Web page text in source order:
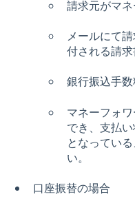
請求元がマ
メールにて
付される請
銀行振込手数
マネーフォ
でき、支払
となってい
い。
口座振替の場合